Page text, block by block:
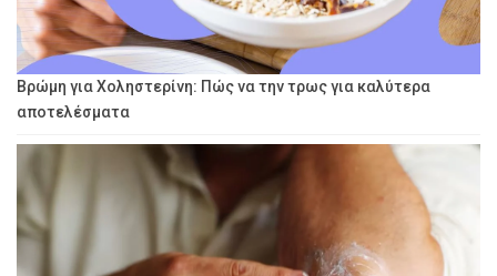
Βρώμη για Χοληστερίνη: Πώς να την τρως για καλύτερα
αποτελέσματα